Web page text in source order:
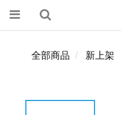
全部商品 新上架